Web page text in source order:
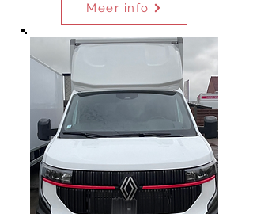
Meer info